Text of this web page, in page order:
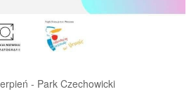
- Park Czechowicki